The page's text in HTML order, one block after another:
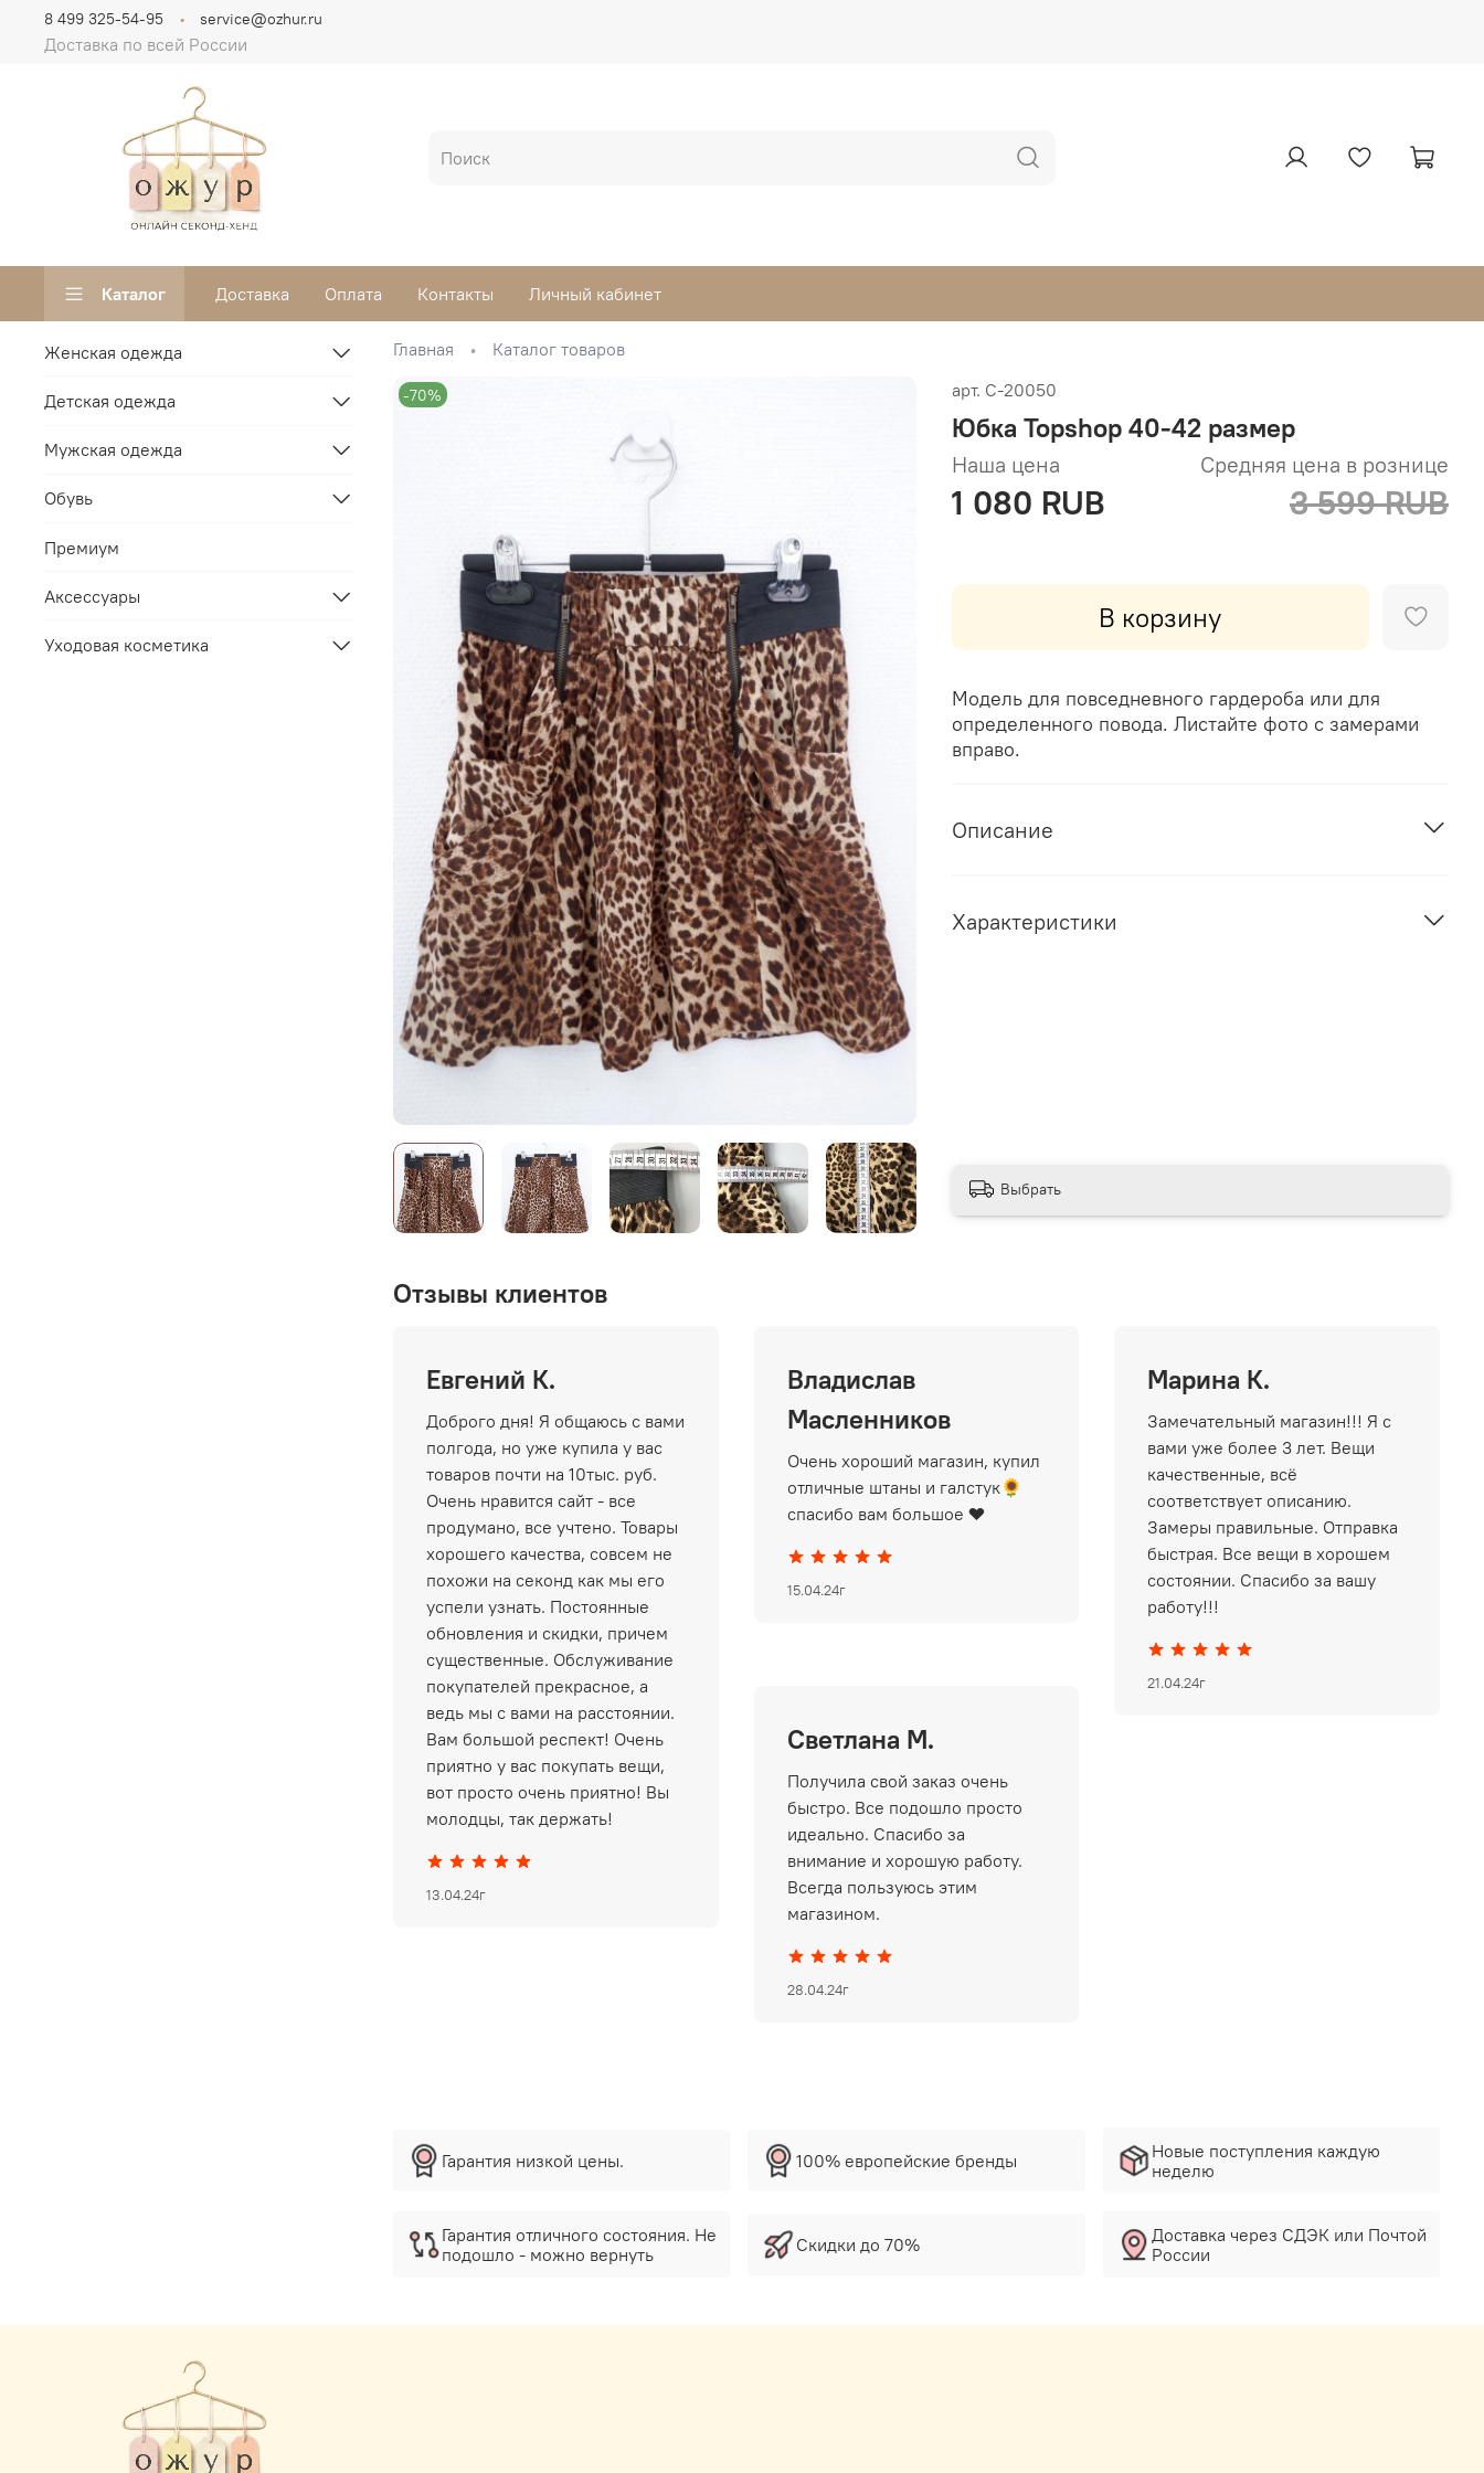
Доставка по всей России
8 499 325-54-95 service@ozhur.ru
Каталог Доставка Оплата Контакты Личный кабинет
Главная Каталог товаров
-70% арт. С-20050
Юбка Topshop 40-42 размер
Наша цена
1 080 RUB
Средняя цена в рознице
3 599 RUB
В корзину
Модель для повседневного гардероба или для
определенного повода. Листайте фото с замерами
вправо.
Описание
Характеристики
Выбрать
Отзывы клиентов
Евгений К.
Доброго дня! Я общаюсь с вами
полгода, но уже купила у вас
товаров почти на 10тыс. руб.
Очень нравится сайт - все
продумано, все учтено. Товары
хорошего качества, совсем не
похожи на секонд как мы его
успели узнать. Постоянные
обновления и скидки, причем
существенные. Обслуживание
покупателей прекрасное, а
ведь мы с вами на расстоянии.
Вам большой респект! Очень
приятно у вас покупать вещи,
вот просто очень приятно! Вы
молодцы, так держать!
13.04.24г
Владислав
Масленников
Очень хороший магазин, купил
отличные штаны и галстук🌻
спасибо вам большое ❤️
15.04.24г
Марина К.
Замечательный магазин!!! Я с
вами уже более 3 лет. Вещи
качественные, всё
соответствует описанию.
Замеры правильные. Отправка
быстрая. Все вещи в хорошем
состоянии. Спасибо за вашу
работу!!!
21.04.24г
Светлана М.
Получила свой заказ очень
быстро. Все подошло просто
идеально. Спасибо за
внимание и хорошую работу.
Всегда пользуюсь этим
магазином.
28.04.24г
Гарантия низкой цены.
Гарантия отличного состояния. Не
подошло - можно вернуть
100% европейские бренды
Скидки до 70%
Новые поступления каждую
неделю
Доставка через СДЭК или Почтой
России
Женская одежда
Детская одежда
Мужская одежда
Обувь
Премиум
Аксессуары
Уходовая косметика